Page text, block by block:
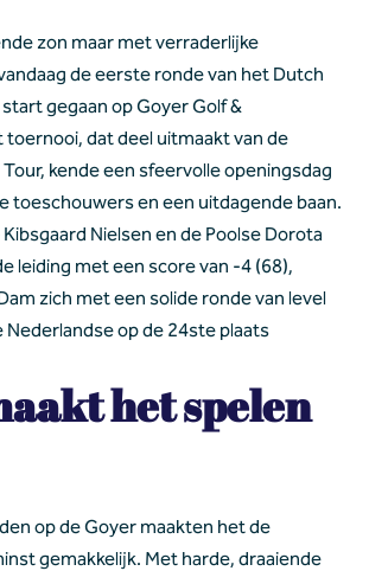
zon maar met verraderlijke
de eerste ronde van het Dutch
gegaan op Goyer Golf &
dat deel uitmaakt van de
kende een sfeervolle openingsdag
toeschouwers en een uitdagende baan.
Nielsen en de Poolse Dorota
leiding met een score van -4 (68),
zich met een solide ronde van level
Nederlandse op de 24ste plaats
het spelen
op de Goyer maakten het de
gemakkelijk. Met harde, draaiende